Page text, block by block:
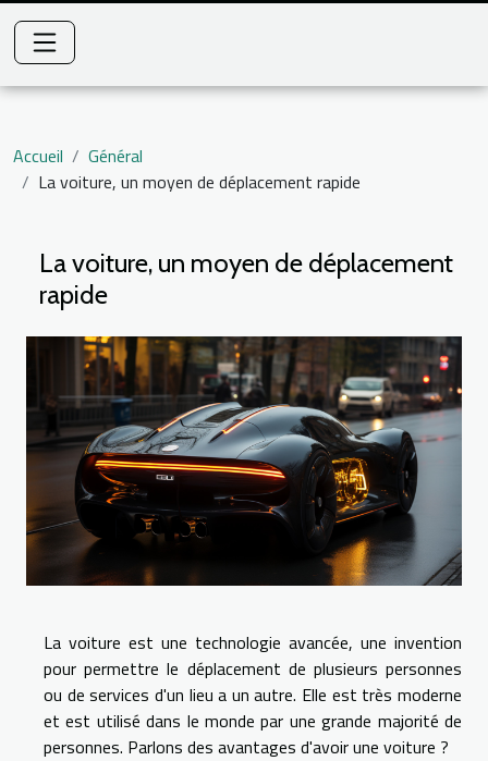
Accueil
Général
La voiture, un moyen de déplacement rapide
La voiture, un moyen de déplacement
rapide
La voiture est une technologie avancée, une invention
pour permettre le déplacement de plusieurs personnes
ou de services d'un lieu a un autre. Elle est très moderne
et est utilisé dans le monde par une grande majorité de
personnes. Parlons des avantages d'avoir une voiture ?